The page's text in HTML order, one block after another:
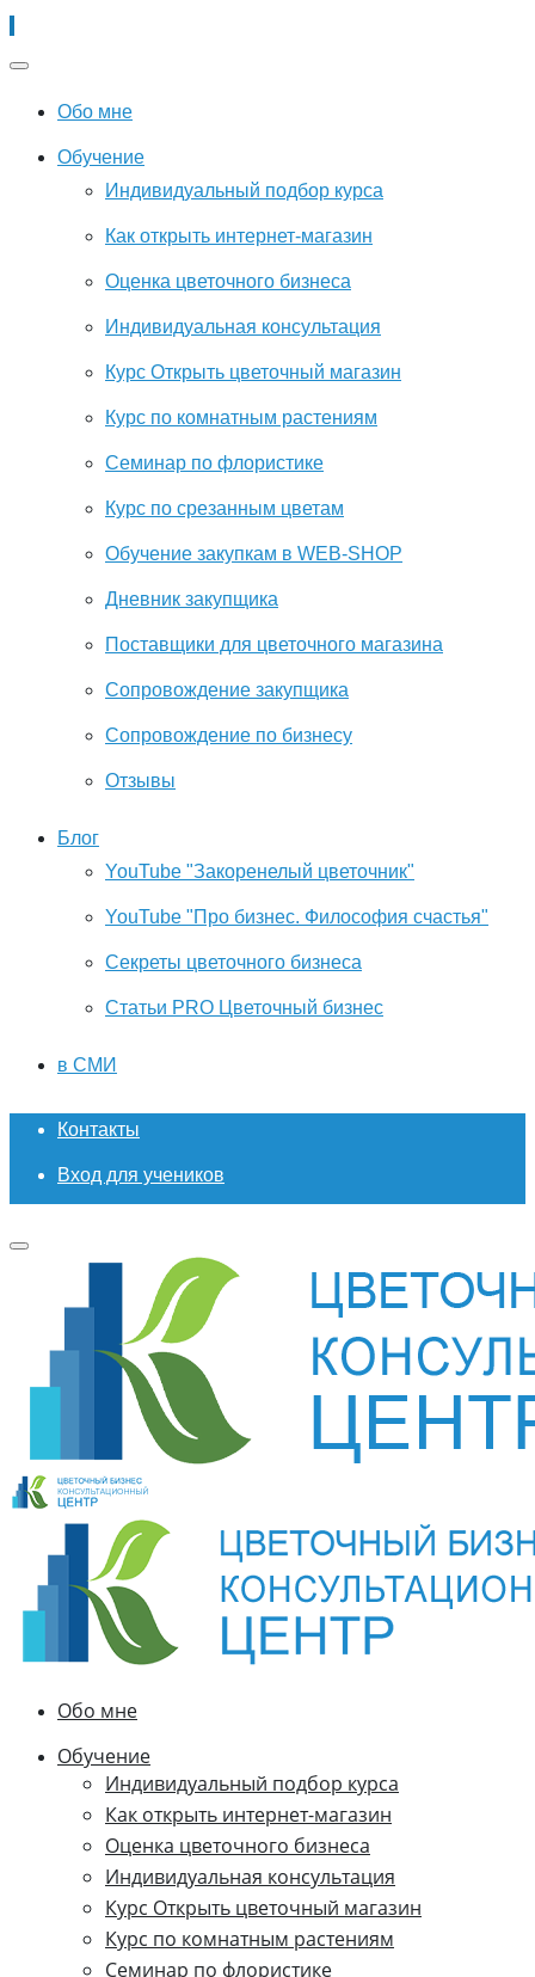
Обо мне
Обучение
Индивидуальный подбор курса
Как открыть интернет-магазин
Оценка цветочного бизнеса
Индивидуальная консультация
Курс Открыть цветочный магазин
Курс по комнатным растениям
Семинар по флористике
Курс по срезанным цветам
Обучение закупкам в WEB-SHOP
Дневник закупщика
Поставщики для цветочного магазина
Сопровождение закупщика
Cопровождение по бизнесу
Отзывы
Блог
YouTube "Закоренелый цветочник"
YouTube "Про бизнес. Философия счастья"
Секреты цветочного бизнеса
Статьи PRO Цветочный бизнес
в СМИ
Контакты
Вход для учеников
Обо мне
Обучение
Индивидуальный подбор курса
Как открыть интернет-магазин
Оценка цветочного бизнеса
Индивидуальная консультация
Курс Открыть цветочный магазин
Курс по комнатным растениям
Семинар по флористике